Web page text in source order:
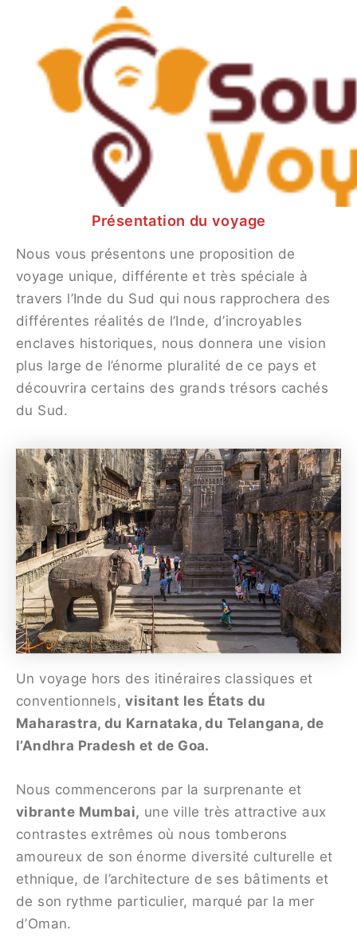
Voyage à Ajanta et Ellora
Bhawna Khulbey February 14, 2024
Découvrir…
Présentation du voyage
Présentation du voyage
Nous vous présentons une proposition de
voyage unique, différente et très spéciale à
travers l’Inde du Sud qui nous rapprochera des
différentes réalités de l’Inde, d’incroyables
enclaves historiques, nous donnera une vision
plus large de l’énorme pluralité de ce pays et
découvrira certains des grands trésors cachés
du Sud.
Un voyage hors des itinéraires classiques et
conventionnels,visitant les États du
Maharastra, du Karnataka, du Telangana, de
l’Andhra Pradesh et de Goa.
Nous commencerons par la surprenante et
vibrante Mumbai, une ville très attractive aux
contrastes extrêmes où nous tomberons
amoureux de son énorme diversité culturelle et
ethnique, de l’architecture de ses bâtiments et
de son rythme particulier, marqué par la mer
d’Oman.